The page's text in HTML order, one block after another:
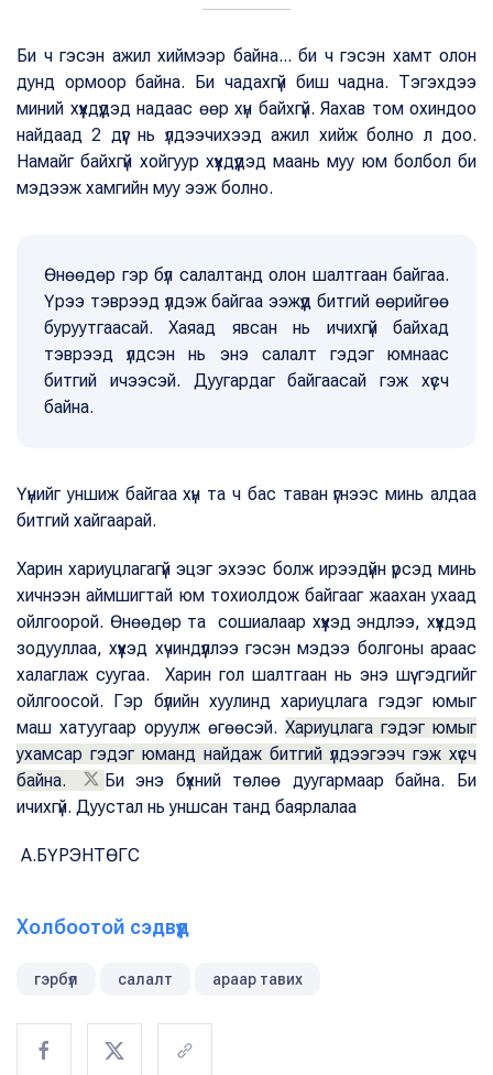
Би ч гэсэн ажил хиймээр байна... би ч гэсэн хамт олон
дунд ормоор байна. Би чадахгүй биш чадна. Тэгэхдээ
миний хүүхдүүдэд надаас өөр хүн байхгүй. Яахав том охиндоо
найдаад 2 дүүг нь үлдээчихээд ажил хийж болно л доо.
Намайг байхгүй хойгуур хүүхдүүдэд маань муу юм болбол би
мэдээж хамгийн муу ээж болно.
Өнөөдөр гэр бүл салалтанд олон шалтгаан байгаа.
Үрээ тэврээд үлдэж байгаа ээжүүд битгий өөрийгөө
буруутгаасай. Хаяад явсан нь ичихгүй байхад
тэврээд үлдсэн нь энэ салалт гэдэг юмнаас
битгий ичээсэй. Дуугардаг байгаасай гэж хүсч
байна.
Үүнийг уншиж байгаа хүн та ч бас таван үгнээс минь алдаа
битгий хайгаарай.
Харин хариуцлагагүй эцэг эхээс болж ирээдүйн үрсэд минь
хичнээн аймшигтай юм тохиолдож байгааг жаахан ухаад
ойлгоорой. Өнөөдөр та сошиалаар хүүхэд эндлээ, хүүхдэд
зодууллаа, хүүхэд хүчиндүүллээ гэсэн мэдээ болгоны араас
халаглаж суугаа. Харин гол шалтгаан нь энэ шүү гэдгийг
ойлгоосой. Гэр бүлийн хуулинд хариуцлага гэдэг юмыг
маш хатуугаар оруулж өгөөсэй. Хариуцлага гэдэг юмыг
ухамсар гэдэг юманд найдаж битгий үлдээгээч гэж хүсч
байна.
Би энэ бүхний төлөө дуугармаар байна. Би
ичихгүй. Дуустал нь уншсан танд баярлалаа
А.БҮРЭНТӨГС
Холбоотой сэдвүүд
гэрбүл салалт араар тавих